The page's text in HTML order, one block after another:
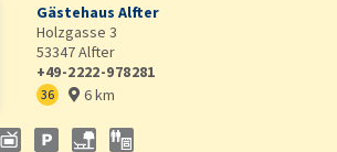
Gästehaus Alfter
Holzgasse 3
53347Alfter
+49-2222-978281
36  6 km